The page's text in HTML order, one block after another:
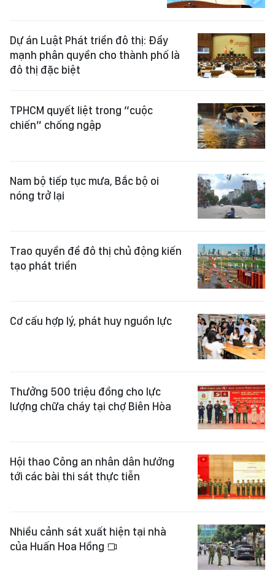
Dự án Luật Phát triển đô thị: Đẩy
mạnh phân quyền cho thành phố là
đô thị đặc biệt
TPHCM quyết liệt trong “cuộc
chiến” chống ngập
Nam bộ tiếp tục mưa, Bắc bộ oi
nóng trở lại
Trao quyền để đô thị chủ động kiến
tạo phát triển
Cơ cấu hợp lý, phát huy nguồn lực
Thưởng 500 triệu đồng cho lực
lượng chữa cháy tại chợ Biên Hòa
Hội thao Công an nhân dân hướng
tới các bài thi sát thực tiễn
Nhiều cảnh sát xuất hiện tại nhà
của Huấn Hoa Hồng